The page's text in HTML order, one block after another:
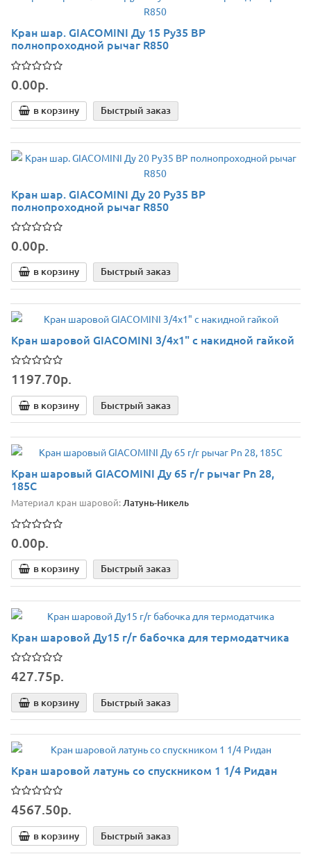
Кран шар. GIACOMINI Ду 15 Ру35 ВР
полнопроходной рычаг R850
0.00р.
в корзину Быстрый заказ
Кран шар. GIACOMINI Ду 20 Ру35 ВР
полнопроходной рычаг R850
0.00р.
в корзину Быстрый заказ
Кран шаровой GIACOMINI 3/4х1" с накидной гайкой
1197.70р.
в корзину Быстрый заказ
Кран шаровый GIACOMINI Ду 65 г/г рычаг Pn 28,
185С
Материал кран шаровой:Латунь-Никель
0.00р.
в корзину Быстрый заказ
Кран шаровой Ду15 г/г бабочка для термодатчика
427.75р.
в корзину Быстрый заказ
Кран шаровой латунь со спускником 1 1/4 Ридан
4567.50р.
в корзину Быстрый заказ